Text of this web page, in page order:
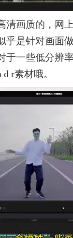
清画质的，网
乎是针对画面
于一些低分辨
r素材哦。